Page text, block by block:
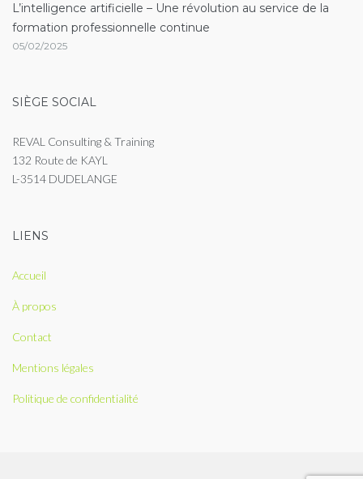
L’intelligence artificielle – Une révolution au service de la
formation professionnelle continue
05/02/2025
SIÈGE SOCIAL
REVAL Consulting & Training
132 Route de KAYL
L-3514 DUDELANGE
LIENS
Accueil
À propos
Contact
Mentions légales
Politique de confidentialité